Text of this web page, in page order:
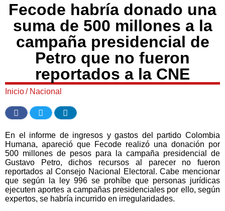
Fecode habría donado una
suma de 500 millones a la
campaña presidencial de
Petro que no fueron
reportados a la CNE
Inicio/ Nacional
En el informe de ingresos y gastos del partido Colombia
Humana, apareció que Fecode realizó una donación por
500 millones de pesos para la campaña presidencial de
Gustavo Petro, dichos recursos al parecer no fueron
reportados al Consejo Nacional Electoral. Cabe mencionar
que según la ley 996 se prohíbe que personas jurídicas
ejecuten aportes a campañas presidenciales por ello, según
expertos, se habría incurrido en irregularidades.